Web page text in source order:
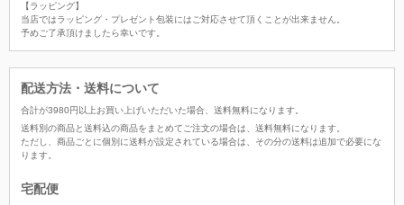
【ラッピング】
当店ではラッピング・プレゼント包装にはご対応させて頂くことが出来ません。
予めご了承頂けましたら幸いです。
配送方法・送料について
合計が3980円以上お買い上げいただいた場合、 送料無料になります。
送料別の商品と送料込の商品をまとめてご注文の場合は、送料無料になります。
ただし、商品ごとに個別に送料が設定されている場合は、その分の送料は追加で必要にな
ります。
宅配便